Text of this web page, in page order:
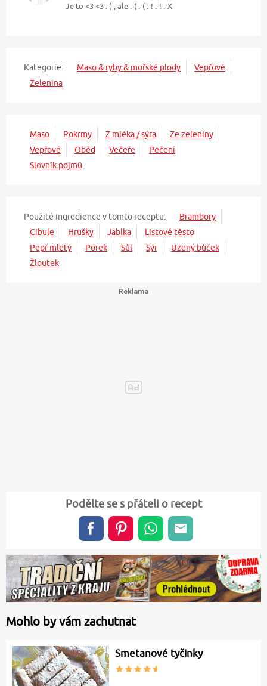
Je to <3 <3 :-) , ale :-( :-( :-! :-! :-X
Kategorie: Maso & ryby & mořské plody
Vepřové
Zelenina
Maso Pokrmy Z mléka / sýra
Ze zeleniny
Vepřové
Oběd Večeře
Pečení
Slovník pojmů
Použité ingredience v tomto receptu:
Brambory
Cibule
Hrušky Jablka
Listové těsto
Pepř mletý
Pórek Sůl Sýr
Uzený bůček
Žloutek
Podělte se s přáteli o recept
Mohlo by vám zachutnat
Smetanové tyčinky